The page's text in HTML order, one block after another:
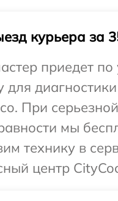
курьера за
приедет по
для
При серьезной
мы
технику в
центр